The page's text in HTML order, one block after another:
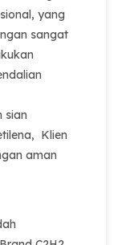
yang
sangat
sian
Klien
aman